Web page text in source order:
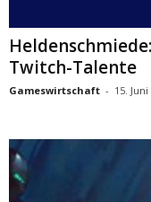
Twitch-Talente
Gameswirtschaft - 15. Juni